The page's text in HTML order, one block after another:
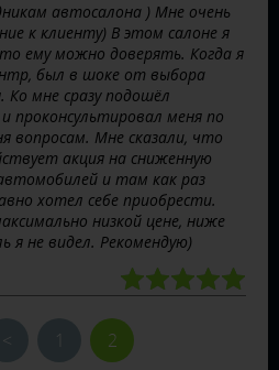
автосалона ) Мне очень
к клиенту) В этом салоне я
ему можно доверять. Когда я
был в шоке от выбора
мне сразу подошёл
проконсультировал меня по
вопросам. Мне сказали, что
акция на сниженную
и там как раз
хотел себе приобрести.
низкой цене, ниже
я не видел. Рекомендую)
< 1 2